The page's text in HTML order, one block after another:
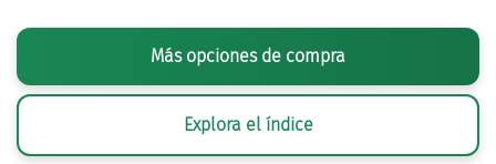
Más opciones de compra
Explora el índice